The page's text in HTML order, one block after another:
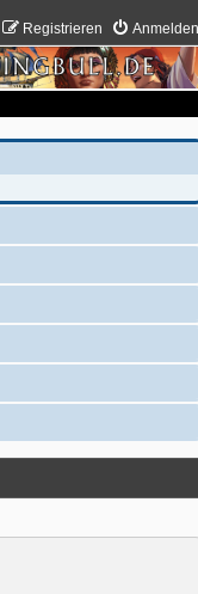
Registrieren